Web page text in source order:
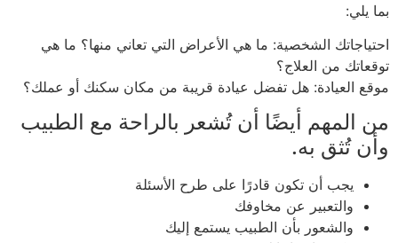
بما يلي:
احتياجاتك الشخصية: ما هي الأعراض التي تعاني منها؟ ما هي
توقعاتك من العلاج؟
موقع العيادة: هل تفضل عيادة قريبة من مكان سكنك أو عملك؟
من المهم أيضًا أن تُشعر بالراحة مع الطبيب
وأن تُثق به.
يجب أن تكون قادرًا على طرح الأسئلة
والتعبير عن مخاوفك
والشعور بأن الطبيب يستمع إليك